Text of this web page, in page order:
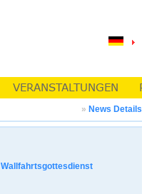
» News Details
Wallfahrtsgottesdienst